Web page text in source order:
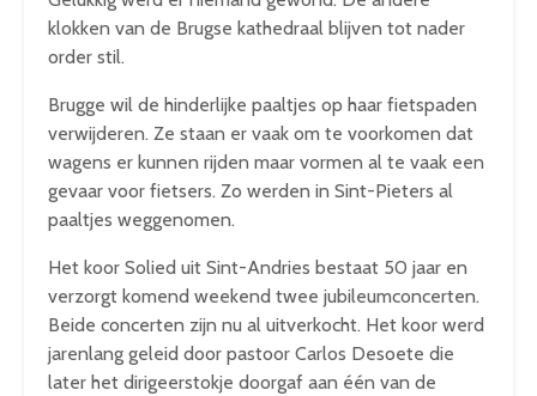
klokken van de Brugse kathedraal blijven tot nader
order stil.
Brugge wil de hinderlijke paaltjes op haar fietspaden
verwijderen. Ze staan er vaak om te voorkomen dat
wagens er kunnen rijden maar vormen al te vaak een
gevaar voor fietsers. Zo werden in Sint-Pieters al
paaltjes weggenomen.
Het koor Solied uit Sint-Andries bestaat 50 jaar en
verzorgt komend weekend twee jubileumconcerten.
Beide concerten zijn nu al uitverkocht. Het koor werd
jarenlang geleid door pastoor Carlos Desoete die
later het dirigeerstokje doorgaf aan één van de